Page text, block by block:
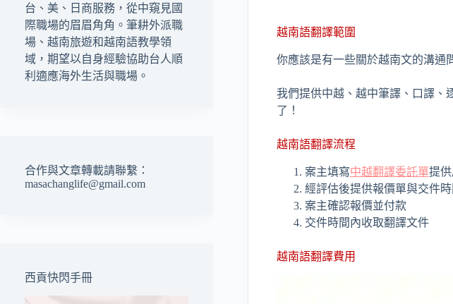
越南語翻譯範圍
你應該是有一些關於越南文的溝通
我們提供中越、越中筆譯、口譯、
了！
越南語翻譯流程
案主填寫中越翻譯委託單提
經評估後提供報價單與交件時
案主確認報價並付款
交件時間內收取翻譯文件
越南語翻譯費用
台、美、日商服務，從中窺見國
際職場的眉眉角角。筆耕外派職
場、越南旅遊和越南語教學領
域，期望以自身經驗協助台人順
利適應海外生活與職場。
合作與文章轉載請聯繫：
masachanglife@gmail.com
西貢快閃手冊